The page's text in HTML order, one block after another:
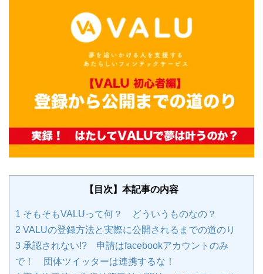
【目次】本記事の内容
1 そもそもVALUって何？ どういうものなの？
2 VALUの登録方法と実際に公開されるまでの道のり
3 承認されない!? 申請はfacebookアカウントのみ
で！ 団体ツイッターは連携するな！